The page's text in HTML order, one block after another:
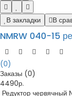
В закладки В
NMRW 040-15
(0)
Заказы (0)
4490р.
Редуктор